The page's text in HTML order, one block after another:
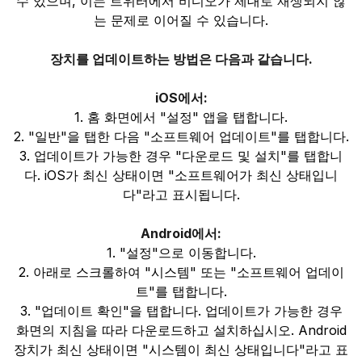
는 문제로 이어질 수 있습니다.
장치를 업데이트하는 방법은 다음과 같습니다.
iOS에서:
1. 홈 화면에서 "설정" 앱을 탭합니다.
2. "일반"을 탭한 다음 "소프트웨어 업데이트"를 탭합니다.
3. 업데이트가 가능한 경우 "다운로드 및 설치"를 탭합니
다. iOS가 최신 상태이면 "소프트웨어가 최신 상태입니
다"라고 표시됩니다.
Android에서:
1. "설정"으로 이동합니다.
2. 아래로 스크롤하여 "시스템" 또는 "소프트웨어 업데이
트"를 탭합니다.
3. "업데이트 확인"을 탭합니다. 업데이트가 가능한 경우
화면의 지침을 따라 다운로드하고 설치하십시오. Android
장치가 최신 상태이면 "시스템이 최신 상태입니다"라고 표